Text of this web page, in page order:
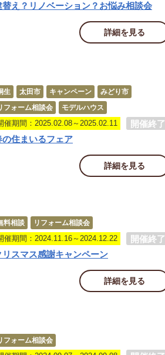
替え？リノベーション？お悩み相談会
詳細を見る
生 太田市 キャンペーン
みどり市
フォーム相談会
モデルハウス
催期間：2025.02.08～2025.02.11
開催終了
の住まいるフェア
詳細を見る
料相談 リフォーム相談会
催期間：2024.11.16～2024.12.22
開催終了
リスマス感謝キャンペーン
詳細を見る
フォーム相談会